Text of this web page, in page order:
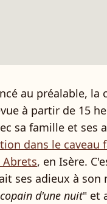
au préalable, la
à partir de 15
sa famille et ses
dans le caveau
, en Isère.
ses adieux à son
d'une nuit" et